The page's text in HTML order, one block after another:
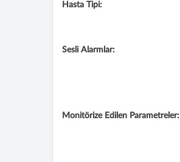
Hasta Tipi:
Sesli Alarmlar:
Monitörize Edilen Parametreler: